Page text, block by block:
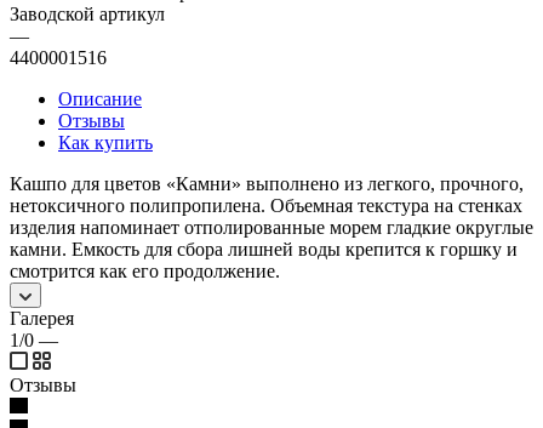
Заводской артикул
—
4400001516
Описание
Отзывы
Как купить
Кашпо для цветов «Камни» выполнено из легкого, прочного,
нетоксичного полипропилена. Объемная текстура на стенках
изделия напоминает отполированные морем гладкие округлые
камни. Емкость для сбора лишней воды крепится к горшку и
смотрится как его продолжение.
Галерея
1/0 —
Отзывы